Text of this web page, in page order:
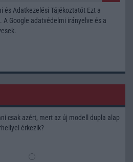
és Adatkezelési Tájékoztatót Ezt a
A Google adatvédelmi irányelve és a
csak azért, mert az új modell dupla alap
érkezik?